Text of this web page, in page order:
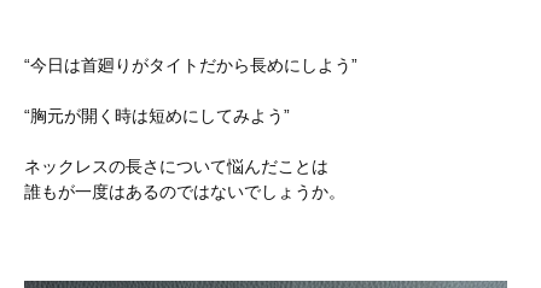
“今日は首廻りがタイトだから長めにしよう”
“胸元が開く時は短めにしてみよう”
ネックレスの長さについて悩んだことは
誰もが一度はあるのではないでしょうか。